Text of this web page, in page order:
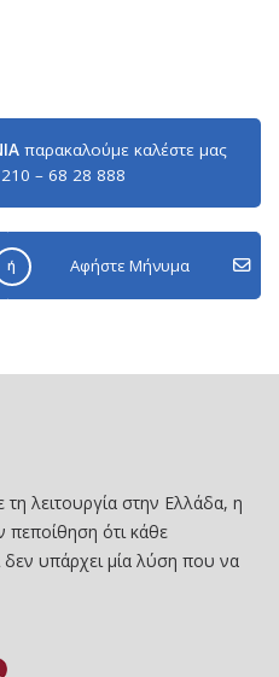
παρακαλούμε καλέστε μας
– 68 28 888
ή Aφήστε Μήνυμα
λειτουργία στην Ελλάδα, η
πεποίθηση ότι κάθε
δεν υπάρχει μία λύση που να